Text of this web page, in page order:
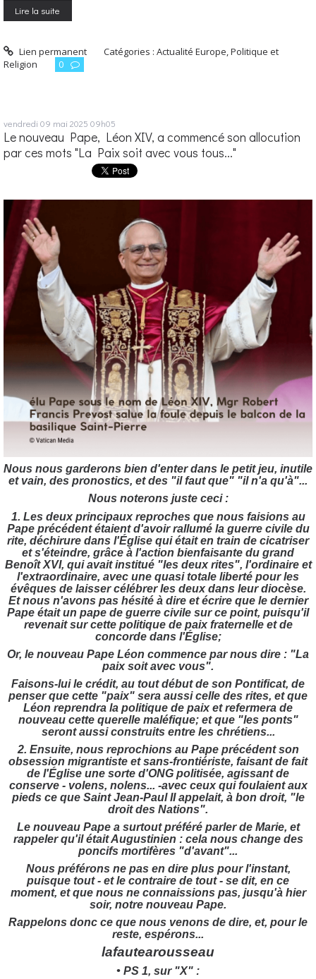
Lire la suite
Lien permanent Catégories :Actualité Europe,Politique et
Religion
0
vendredi 09 mai 2025 09h05
Le nouveau Pape, Léon XIV, a commencé son allocution
par ces mots "La Paix soit avec vous tous..."
Nous nous garderons bien d'enter dans le petit jeu, inutile
et vain, des pronostics, et des "il faut que" "il n'a qu'à"...
Nous noterons juste ceci :
1. Les deux principaux reproches que nous faisions au
Pape précédent étaient d'avoir rallumé la guerre civile du
rite, déchirure dans l'Église qui était en train de cicatriser
et s'éteindre, grâce à l'action bienfaisante du grand
Benoît XVI, qui avait institué "les deux rites", l'ordinaire et
l'extraordinaire, avec une quasi totale liberté pour les
évêques de laisser célébrer les deux dans leur diocèse.
Et nous n'avons pas hésité à dire et écrire que le dernier
Pape était un pape de guerre civile sur ce point, puisqu'il
revenait sur cette politique de paix fraternelle et de
concorde dans l'Église;
Or, le nouveau Pape Léon commence par nous dire : "La
paix soit avec vous".
Faisons-lui le crédit, au tout début de son Pontificat, de
penser que cette "paix" sera aussi celle des rites, et que
Léon reprendra la politique de paix et refermera de
nouveau cette querelle maléfique; et que "les ponts"
seront aussi construits entre les chrétiens...
2. Ensuite, nous reprochions au Pape précédent son
obsession migrantiste et sans-frontiériste, faisant de fait
de l'Église une sorte d'ONG politisée, agissant de
conserve - volens, nolens... -avec ceux qui foulaient aux
pieds ce que Saint Jean-Paul II appelait, à bon droit, "le
droit des Nations".
Le nouveau Pape a surtout préféré parler de Marie, et
rappeler qu'il était Augustinien : cela nous change des
poncifs mortifères "d'avant"...
Nous préférons ne pas en dire plus pour l'instant,
puisque tout - et le contraire de tout - se dit, en ce
moment, et que nous ne connaissions pas, jusqu'à hier
soir, notre nouveau Pape.
Rappelons donc ce que nous venons de dire, et, pour le
reste, espérons...
lafautearousseau
• PS 1, sur "X" :